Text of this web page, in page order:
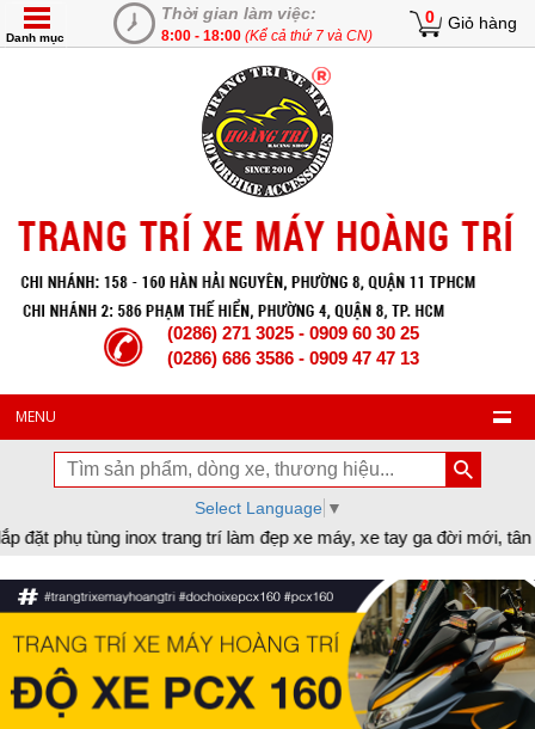
Thời gian làm việc:
8:00 - 18:00 (Kể cả thứ 7 và CN)
0 Giỏ hàng
Danh mục
(0286) 271 3025 - 0909 60 30 25
(0286) 686 3586 - 0909 47 47 13
MENU
Select Language ▼
inox trang trí làm đẹp xe máy, xe tay ga đời mới, tân trang xe